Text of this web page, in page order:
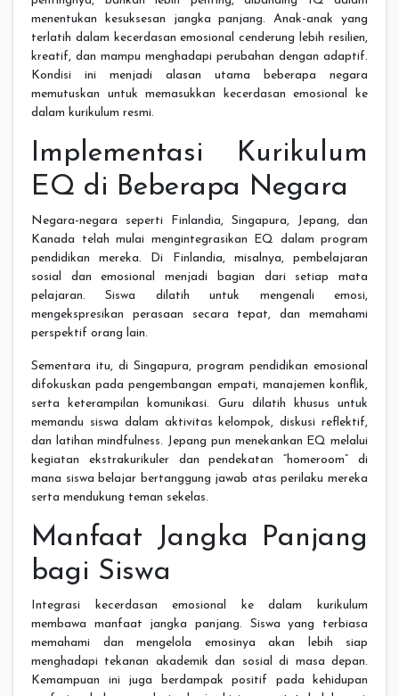
menentukan kesuksesan jangka panjang. Anak-anak yang
terlatih dalam kecerdasan emosional cenderung lebih resilien,
kreatif, dan mampu menghadapi perubahan dengan adaptif.
Kondisi ini menjadi alasan utama beberapa negara
memutuskan untuk memasukkan kecerdasan emosional ke
dalam kurikulum resmi.
Implementasi Kurikulum
EQ di Beberapa Negara
Negara-negara seperti Finlandia, Singapura, Jepang, dan
Kanada telah mulai mengintegrasikan EQ dalam program
pendidikan mereka. Di Finlandia, misalnya, pembelajaran
sosial dan emosional menjadi bagian dari setiap mata
pelajaran. Siswa dilatih untuk mengenali emosi,
mengekspresikan perasaan secara tepat, dan memahami
perspektif orang lain.
Sementara itu, di Singapura, program pendidikan emosional
difokuskan pada pengembangan empati, manajemen konflik,
serta keterampilan komunikasi. Guru dilatih khusus untuk
memandu siswa dalam aktivitas kelompok, diskusi reflektif,
dan latihan mindfulness. Jepang pun menekankan EQ melalui
kegiatan ekstrakurikuler dan pendekatan “homeroom” di
mana siswa belajar bertanggung jawab atas perilaku mereka
serta mendukung teman sekelas.
Manfaat Jangka Panjang
bagi Siswa
Integrasi kecerdasan emosional ke dalam kurikulum
membawa manfaat jangka panjang. Siswa yang terbiasa
memahami dan mengelola emosinya akan lebih siap
menghadapi tekanan akademik dan sosial di masa depan.
Kemampuan ini juga berdampak positif pada kehidupan